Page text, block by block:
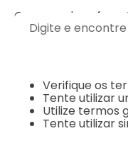
O que eu devo
Verifique os
Tente utilizar
Utilize termos
Tente utilizar
Digite e encontre o